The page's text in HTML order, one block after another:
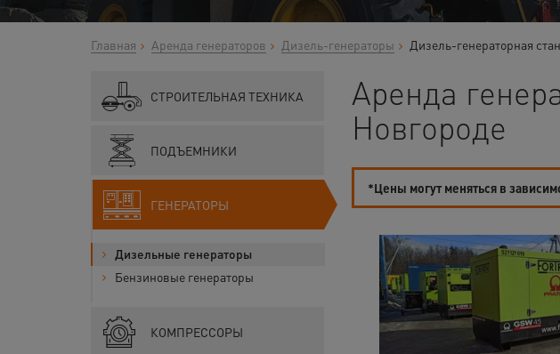
Главная Аренда генераторов Дизель-генераторы Дизель-генераторная
СТРОИТЕЛЬНАЯ ТЕХНИКА
ПОДЪЕМНИКИ
ГЕНЕРАТОРЫ
Дизельные генераторы
Бензиновые генераторы
КОМПРЕССОРЫ
Аренда
Новгороде
*Цены могут меняться в